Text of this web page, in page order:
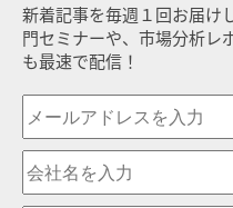
新着記事を毎週１回お届け
門セミナーや、市場分析レ
も最速で配信！